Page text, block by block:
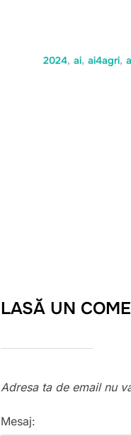
2024, ai, ai4agri,
LASĂ UN
Adresa ta de email nu
Mesaj: